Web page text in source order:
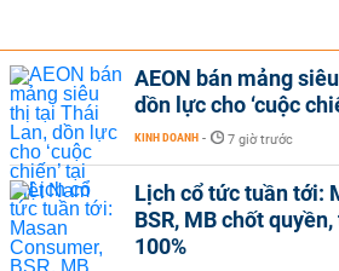
AEON bán mảng
dồn lực cho ‘cuộc
KINH DOANH - 7 giờ trước
Lịch cổ tức tuần tới:
BSR, MB chốt
100%